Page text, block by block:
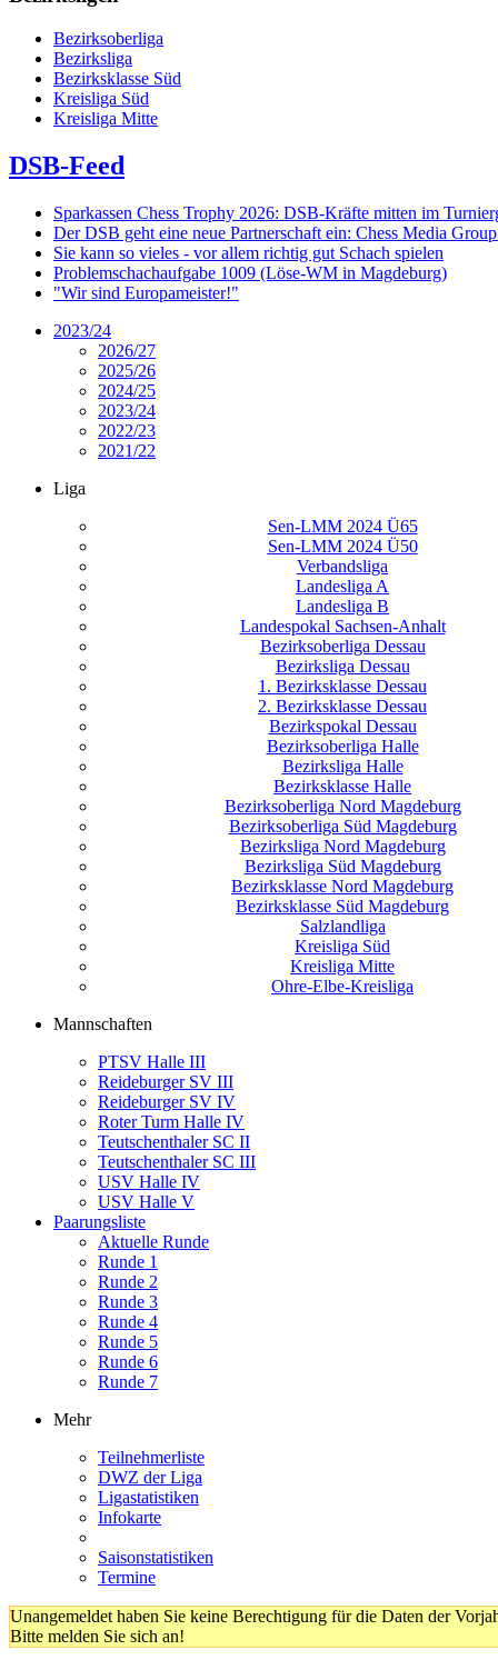
Bezirksoberliga
Bezirksliga
Bezirksklasse Süd
Kreisliga Süd
Kreisliga Mitte
DSB-Feed
Sparkassen Chess Trophy 2026: DSB-Kräfte mitten im
Der DSB geht eine neue Partnerschaft ein: Chess Media
Sie kann so vieles - vor allem richtig gut Schach spielen
Problemschachaufgabe 1009 (Löse-WM in Magdeburg)
"Wir sind Europameister!"
2023/24
2026/27
2025/26
2024/25
2023/24
2022/23
2021/22
Liga
Sen-LMM 2024 Ü65
Sen-LMM 2024 Ü50
Verbandsliga
Landesliga A
Landesliga B
Landespokal Sachsen-Anhalt
Bezirksoberliga Dessau
Bezirksliga Dessau
1. Bezirksklasse Dessau
2. Bezirksklasse Dessau
Bezirkspokal Dessau
Bezirksoberliga Halle
Bezirksliga Halle
Bezirksklasse Halle
Bezirksoberliga Nord Magdeburg
Bezirksoberliga Süd Magdeburg
Bezirksliga Nord Magdeburg
Bezirksliga Süd Magdeburg
Bezirksklasse Nord Magdeburg
Bezirksklasse Süd Magdeburg
Salzlandliga
Kreisliga Süd
Kreisliga Mitte
Ohre-Elbe-Kreisliga
Mannschaften
PTSV Halle III
Reideburger SV III
Reideburger SV IV
Roter Turm Halle IV
Teutschenthaler SC II
Teutschenthaler SC III
USV Halle IV
USV Halle V
Paarungsliste
Aktuelle Runde
Runde 1
Runde 2
Runde 3
Runde 4
Runde 5
Runde 6
Runde 7
Mehr
Teilnehmerliste
DWZ der Liga
Ligastatistiken
Infokarte
Saisonstatistiken
Termine
Unangemeldet haben Sie keine Berechtigung für die Daten der
Bitte melden Sie sich an!